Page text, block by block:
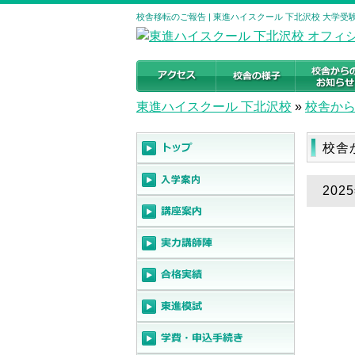
校舎移転のご報告 | 東進ハイスクール 下北沢校 大学受
東進ハイスクール 下北沢校 » 校舎か
校舎